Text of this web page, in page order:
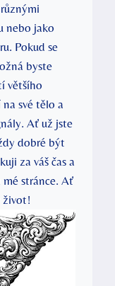
nebo jako
Pokud se
byste
většího
své tělo a
Ať už jste
dobré být
za váš čas a
mé stránce. Ať
život!